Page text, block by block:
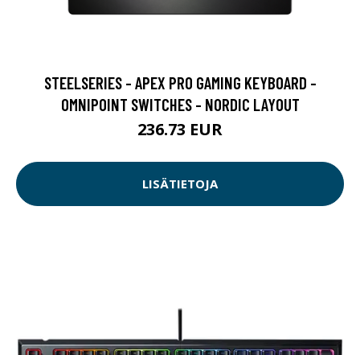
STEELSERIES - APEX PRO GAMING KEYBOARD -
OMNIPOINT SWITCHES - NORDIC LAYOUT
236.73 EUR
LISÄTIETOJA